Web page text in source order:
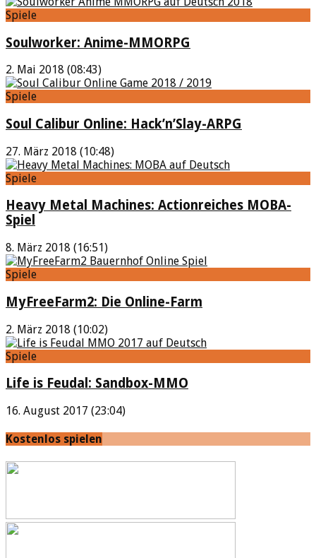
Spiele
Soulworker: Anime-MMORPG
2. Mai 2018 (08:43)
Spiele
Soul Calibur Online: Hack’n’Slay-ARPG
27. März 2018 (10:48)
Spiele
Heavy Metal Machines: Actionreiches MOBA-
Spiel
8. März 2018 (16:51)
Spiele
MyFreeFarm2: Die Online-Farm
2. März 2018 (10:02)
Spiele
Life is Feudal: Sandbox-MMO
16. August 2017 (23:04)
Kostenlos spielen